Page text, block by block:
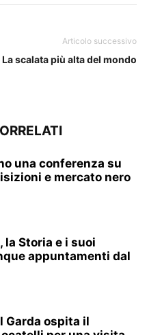
Articolo successivo
La scalata più alta del mondo
una conferenza su
e mercato nero
la Storia e i suoi
appuntamenti dal
Garda ospita il